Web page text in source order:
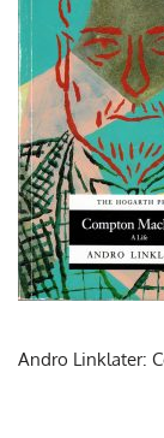
Andro Linklater: